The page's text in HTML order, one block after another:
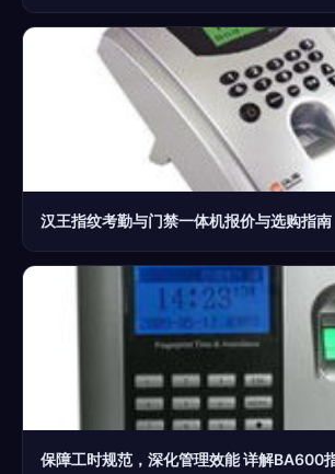
汉王指纹考勤与门禁一体机报价与选购指南